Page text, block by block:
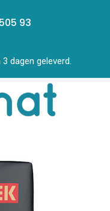
93
dagen geleverd.